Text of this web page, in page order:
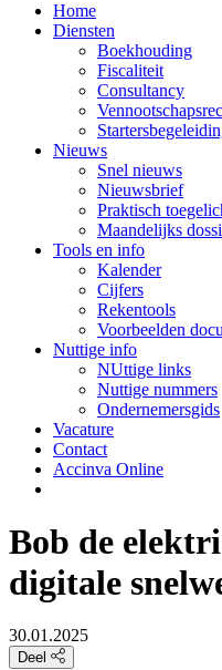
Home
Diensten
Boekhouding
Fiscaliteit
Consultancy
Nieuws
Snel nieuws
Nieuwsbrief
Praktisch
Maandelijks
Tools en info
Kalender
Cijfers
Rekentools
Voorbeelden
Nuttige info
NUttige links
Nuttige nummers
Ondernemersgids
Vacature
Contact
Accinva Online
Bob de
digitale
30.01.2025
Deel